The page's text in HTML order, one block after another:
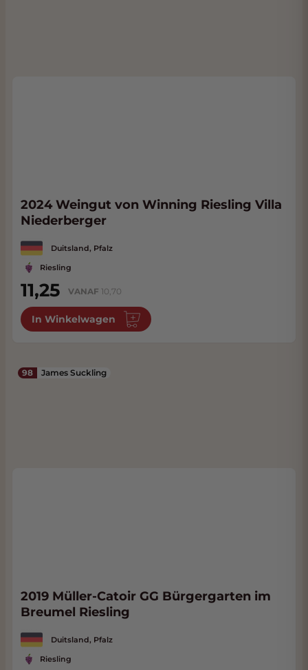
2024 Weingut von Winning Riesling Villa
Niederberger
Duitsland, Pfalz
Riesling
11,25 VANAF 10,70
In Winkelwagen
98 James Suckling
2019 Müller-Catoir GG Bürgergarten im
Breumel Riesling
Duitsland, Pfalz
Riesling